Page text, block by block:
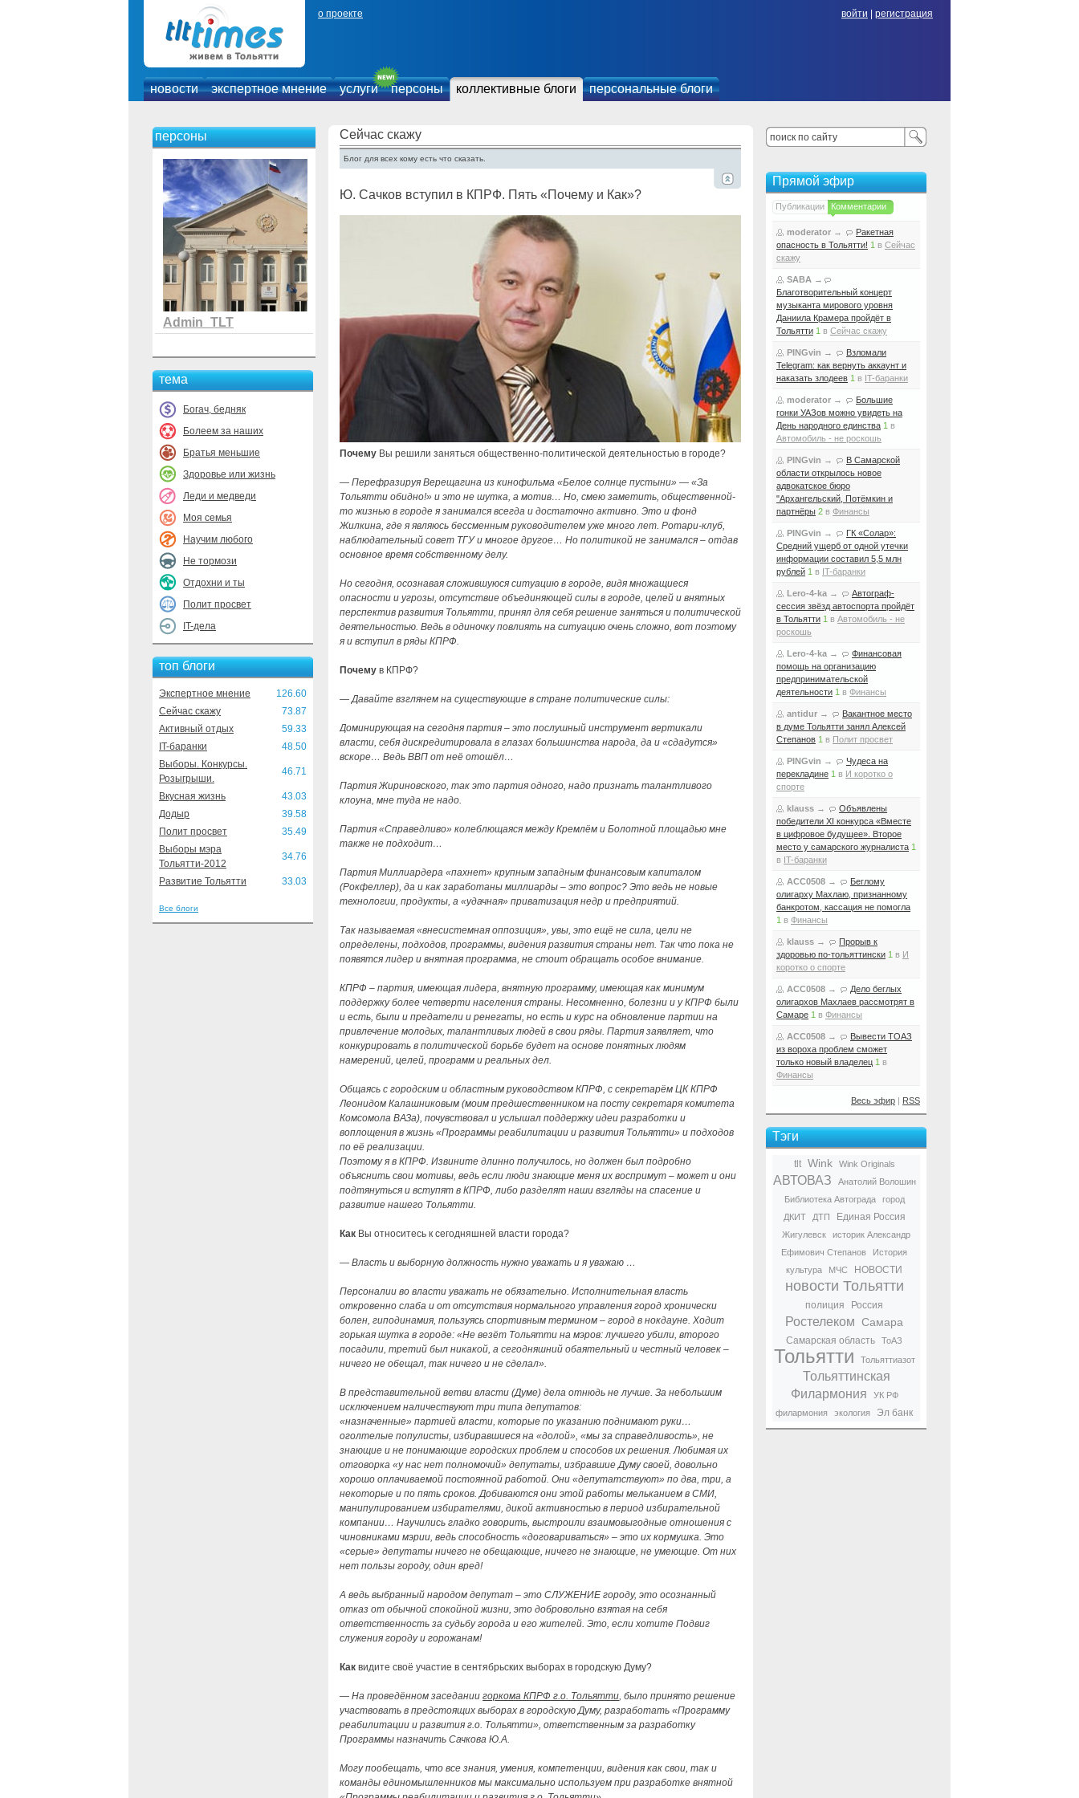
о проекте войти регистрация
новости экспертное мнение услуги персоны коллективные блоги персональные блоги
персоны
Admin_TLT
тема
Богач, бедняк
Болеем за наших
Братья меньшие
Здоровье или жизнь
Леди и медведи
Моя семья
Научим любого
Не тормози
Отдохни и ты
Полит просвет
IT-дела
топ блоги
Экспертное мнение
126.60
Сейчас скажу
73.87
Активный отдых
59.33
IT-баранки
48.50
Выборы. Конкурсы.
Розыгрыши.
46.71
Вкусная жизнь
43.03
Додыр
39.58
Полит просвет
35.49
Выборы мэра
Тольятти-2012
34.76
Развитие Тольятти 33.03
Все блоги
Сейчас скажу
Блог для всех кому есть что сказать.
Ю. Сачков вступил в КПРФ. Пять «Почему и Как»?
Почему Вы решили заняться общественно-политической деятельностью в городе?
— Перефразируя Верещагина из кинофильма «Белое солнце пустыни» — «За
Тольятти обидно!» и это не шутка, а мотив… Но, смею заметить, общественной-
то жизнью в городе я занимался всегда и достаточно активно. Это и фонд
Жилкина, где я являюсь бессменным руководителем уже много лет. Ротари-клуб,
наблюдательный совет ТГУ и многое другое… Но политикой не занимался – отдав
основное время собственному делу.
Но сегодня, осознавая сложившуюся ситуацию в городе, видя множащиеся
опасности и угрозы, отсутствие объединяющей силы в городе, целей и внятных
перспектив развития Тольятти, принял для себя решение заняться и политической
деятельностью. Ведь в одиночку повлиять на ситуацию очень сложно, вот поэтому
я и вступил в ряды КПРФ.
Почему в КПРФ?
— Давайте взглянем на существующие в стране политические силы:
Доминирующая на сегодня партия – это послушный инструмент вертикали
власти, себя дискредитировала в глазах большинства народа, да и «сдадутся»
вскоре… Ведь ВВП от неё отошёл…
Партия Жириновского, так это партия одного, надо признать талантливого
клоуна, мне туда не надо.
Партия «Справедливо» колеблющаяся между Кремлём и Болотной площадью мне
также не подходит…
Партия Миллиардера «пахнет» крупным западным финансовым капиталом
(Рокфеллер), да и как заработаны миллиарды – это вопрос? Это ведь не новые
технологии, продукты, а «удачная» приватизация недр и предприятий.
Так называемая «внесистемная оппозиция», увы, это ещё не сила, цели не
определены, подходов, программы, видения развития страны нет. Так что пока не
появятся лидер и внятная программа, не стоит обращать особое внимание.
КПРФ – партия, имеющая лидера, внятную программу, имеющая как минимум
поддержку более четверти населения страны. Несомненно, болезни и у КПРФ были
и есть, были и предатели и ренегаты, но есть и курс на обновление партии на
привлечение молодых, талантливых людей в свои ряды. Партия заявляет, что
конкурировать в политической борьбе будет на основе понятных людям
намерений, целей, программ и реальных дел.
Общаясь с городским и областным руководством КПРФ, с секретарём ЦК КПРФ
Леонидом Калашниковым (моим предшественником на посту секретаря комитета
Комсомола ВАЗа), почувствовал и услышал поддержку идеи разработки и
воплощения в жизнь «Программы реабилитации и развития Тольятти» и подходов
по её реализации.
Поэтому я в КПРФ. Извините длинно получилось, но должен был подробно
объяснить свои мотивы, ведь если люди знающие меня их воспримут – может и они
подтянуться и вступят в КПРФ, либо разделят наши взгляды на спасение и
развитие нашего Тольятти.
Как Вы относитесь к сегодняшней власти города?
— Власть и выборную должность нужно уважать и я уважаю …
Персоналии во власти уважать не обязательно. Исполнительная власть
откровенно слаба и от отсутствия нормального управления город хронически
болен, гиподинамия, пользуясь спортивным термином – город в нокдауне. Ходит
горькая шутка в городе: «Не везёт Тольятти на мэров: лучшего убили, второго
посадили, третий был никакой, а сегодняшний обаятельный и честный человек –
ничего не обещал, так ничего и не сделал».
В представительной ветви власти (Думе) дела отнюдь не лучше. За небольшим
исключением наличествуют три типа депутатов:
«назначенные» партией власти, которые по указанию поднимают руки…
оголтелые популисты, избиравшиеся на «долой», «мы за справедливость», не
знающие и не понимающие городских проблем и способов их решения. Любимая их
отговорка «у нас нет полномочий» депутаты, избравшие Думу своей, довольно
хорошо оплачиваемой постоянной работой. Они «депутатствуют» по два, три, а
некоторые и по пять сроков. Добиваются они этой работы мельканием в СМИ,
манипулированием избирателями, дикой активностью в период избирательной
компании… Научились гладко говорить, выстроили взаимовыгодные отношения с
чиновниками мэрии, ведь способность «договариваться» – это их кормушка. Это
«серые» депутаты ничего не обещающие, ничего не знающие, не умеющие. От них
нет пользы городу, один вред!
А ведь выбранный народом депутат – это СЛУЖЕНИЕ городу, это осознанный
отказ от обычной спокойной жизни, это добровольно взятая на себя
ответственность за судьбу города и его жителей. Это, если хотите Подвиг
служения городу и горожанам!
Как видите своё участие в сентябрьских выборах в городскую Думу?
— На проведённом заседании горкома КПРФ г.о. Тольятти, было принято решение
участвовать в предстоящих выборах в городскую Думу, разработать «Программу
реабилитации и развития г.о. Тольятти», ответственным за разработку
Программы назначить Сачкова Ю.А.
Могу пообещать, что все знания, умения, компетенции, видения как свои, так и
команды единомышленников мы максимально используем при разработке внятной
Прямой эфир
Публикации Комментарии
moderator →
Ракетная
опасность в Тольятти! 1 в Сейчас
скажу
SABA →
Благотворительный концерт
музыканта мирового уровня
Даниила Крамера пройдёт в
Тольятти 1 в Сейчас скажу
PINGvin →
Взломали
Telegram: как вернуть аккаунт и
наказать злодеев 1 в IT-баранки
moderator →
Большие
гонки УАЗов можно увидеть на
День народного единства 1 в
Автомобиль - не роскошь
PINGvin →
В Самарской
области открылось новое
адвокатское бюро
"Архангельский, Потёмкин и
партнёры 2 в Финансы
PINGvin →
ГК «Солар»:
Средний ущерб от одной утечки
информации составил 5,5 млн
рублей 1 в IT-баранки
Lero-4-ka →
Автограф-
сессия звёзд автоспорта пройдёт
в Тольятти 1 в Автомобиль - не
роскошь
Lero-4-ka →
Финансовая
помощь на организацию
предпринимательской
деятельности 1 в Финансы
antidur →
Вакантное место
в думе Тольятти занял Алексей
Степанов 1 в Полит просвет
PINGvin →
Чудеса на
перекладине 1 в И коротко о
спорте
klauss →
Объявлены
победители XI конкурса «Вместе
в цифровое будущее». Второе
место у самарского журналиста 1
в IT-баранки
ACC0508 →
Беглому
олигарху Махлаю, признанному
банкротом, кассация не помогла
1 в Финансы
klauss →
Прорыв к
здоровью по-тольяттински 1 в И
коротко о спорте
ACC0508 →
Дело беглых
олигархов Махлаев рассмотрят в
Самаре 1 в Финансы
ACC0508 →
Вывести ТОАЗ
из вороха проблем сможет
только новый владелец 1 в
Финансы
Весь эфир | RSS
Тэги
tlt Wink Wink Originals
АВТОВАЗ
Анатолий Волошин
Библиотека Автограда
город
ДКИТ
ДТП Единая Россия
Жигулевск
историк Александр
Ефимович Степанов
История
культура
МЧС НОВОСТИ
новости Тольятти
полиция Россия
Ростелеком Самара
Самарская область ТоАЗ
Тольятти Тольяттиазот
Тольяттинская
Филармония
УК РФ
филармония
экология Эл банк